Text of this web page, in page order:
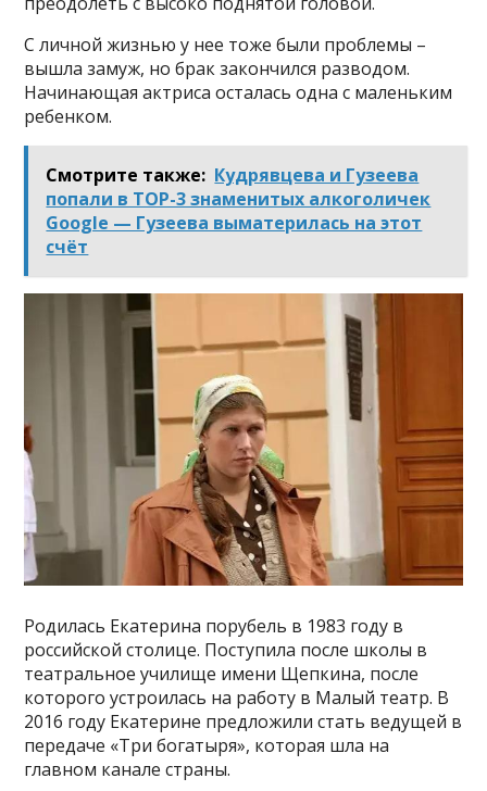
С личной жизнью у нее тоже были проблемы –
вышла замуж, но брак закончился разводом.
Начинающая актриса осталась одна с маленьким
ребенком.
Смотрите также: Кудрявцева и Гузеева
попали в TOP-3 знаменитых алкоголичек
Google — Гузеева выматерилась на этот
счёт
Родилась Екатерина порубель в 1983 году в
российской столице. Поступила после школы в
театральное училище имени Щепкина, после
которого устроилась на работу в Малый театр. В
2016 году Екатерине предложили стать ведущей в
передаче «Три богатыря», которая шла на
главном канале страны.